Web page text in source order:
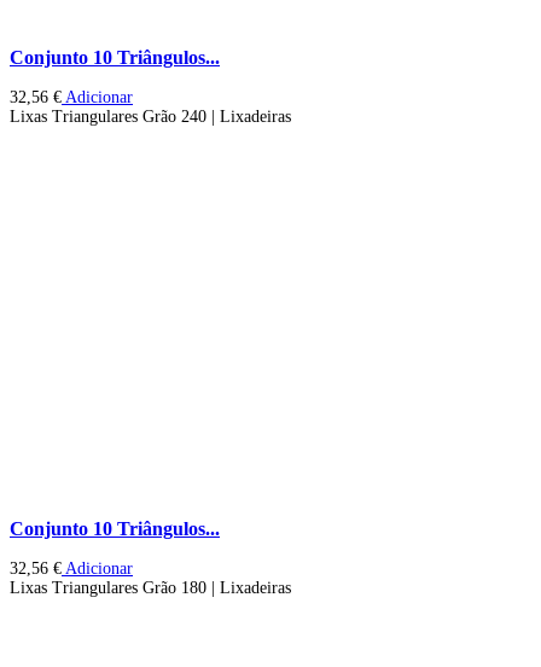
Conjunto 10 Triângulos...
32,56 € Adicionar
Lixas Triangulares Grão 240 | Lixadeiras
Conjunto 10 Triângulos...
32,56 € Adicionar
Lixas Triangulares Grão 180 | Lixadeiras